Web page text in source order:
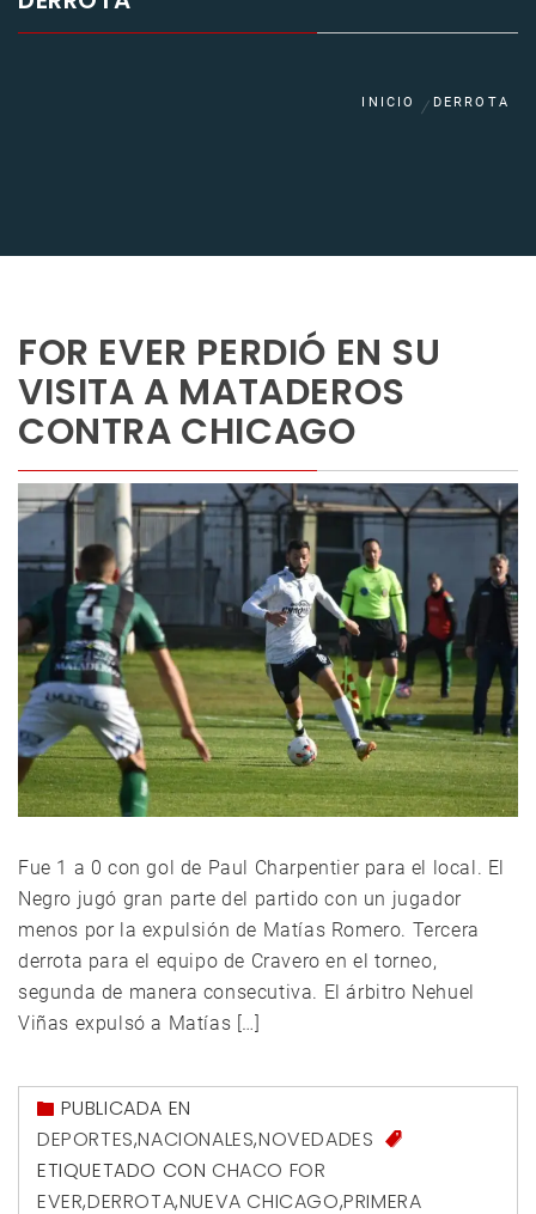
INICIO DERROTA
FOR EVER PERDIÓ EN SU
VISITA A MATADEROS
CONTRA CHICAGO
Fue 1 a 0 con gol de Paul Charpentier para el local. El
Negro jugó gran parte del partido con un jugador
menos por la expulsión de Matías Romero. Tercera
derrota para el equipo de Cravero en el torneo,
segunda de manera consecutiva. El árbitro Nehuel
Viñas expulsó a Matías […]
PUBLICADA EN
DEPORTES,NACIONALES,NOVEDADES
ETIQUETADO CON CHACO FOR
EVER,DERROTA,NUEVA CHICAGO,PRIMERA